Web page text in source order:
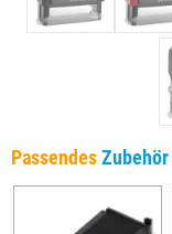
PassendesZubehör